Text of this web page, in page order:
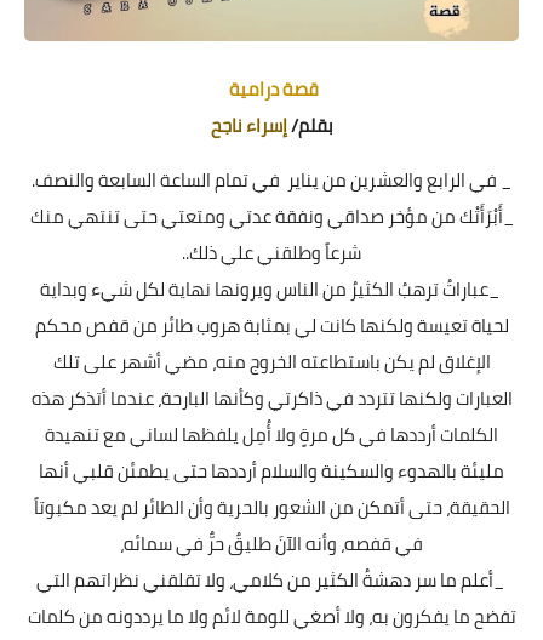
قصة درامية
بقلم/إسراء ناجح
_ في الرابع والعشرين من يناير في تمام الساعة السابعة والنصف.
_أَبْرَأَتْك من مؤخر صداقي ونفقة عدتي ومتعتي حتى تنتهي منك
شرعاً وطلقني علي ذلك..
_عباراتُ ترهبُ الكثيرُ من الناس ويرونها نهاية لكل شيء وبداية
لحياة تعيسة ولكنها كانت لي بمثابة هروب طائر من قفص محكم
الإغلاق لم يكن باستطاعته الخروج منه، مضي أشهر على تلك
العبارات ولكنها تتردد في ذاكرتي وكأنها البارحة، عندما أتذكر هذه
الكلمات أرددها في كل مرةٍ ولا أُمِل يلفظها لساني مع تنهيدة
مليئة بالهدوء والسكينة والسلام أرددها حتى يطمئن قلبي أنها
الحقيقة، حتى أتمكن من الشعور بالحرية وأن الطائر لم يعد مكبوتاً
في قفصه، وأنه الآنَ طليقٌ حرٌّ في سمائه،
_أعلم ما سر دهشةُ الكثير من كلامي، ولا تقلقني نظراتهم التي
تفضح ما يفكرون به، ولا أصغي للومة لائم ولا ما يرددونه من كلمات